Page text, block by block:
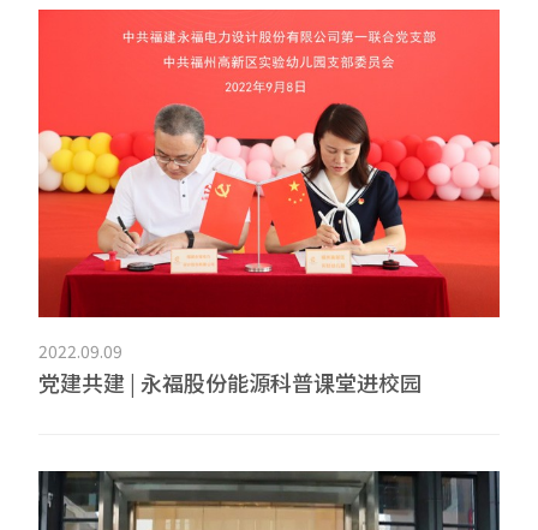
2022.09.09
党建共建 | 永福股份能源科普课堂进校园